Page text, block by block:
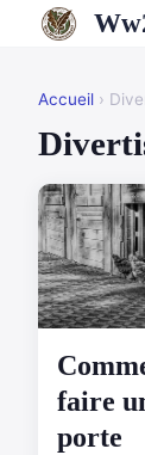
Accueil ›
faire
porte